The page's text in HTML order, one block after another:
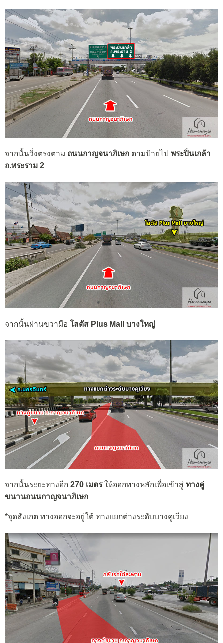
จากนั้นวิ่งตรงตาม ถนนกาญจนาภิเษก ตามป้ายไป พระปิ่นเกล้า
ถ.พระราม 2
จากนั้นผ่านขวามือ โลตัส Plus Mall บางใหญ่
จากนั้นระยะทางอีก 270 เมตรให้ออกทางหลักเพื่อเข้าสู่ ทางคู่
ขนานถนนกาญจนาภิเษก
*จุดสังเกต ทางออกจะอยู่ใต้ ทางแยกต่างระดับบางคูเวียง